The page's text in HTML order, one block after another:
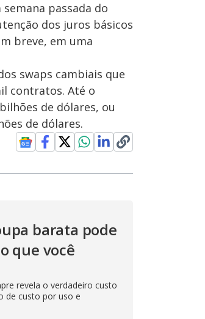
passada do
dos juros básicos
breve, em uma
swaps cambiais que
contratos. Até o
de dólares, ou
de dólares.
barata pode
que você
revela o verdadeiro custo
de custo por uso e